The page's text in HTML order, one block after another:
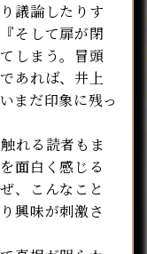
議論したりす
そして扉が閉
しまう。冒頭
あれば、井上
まだ印象に残っ
れる読者もま
面白く感じる
、こんなこと
興味が刺激さ